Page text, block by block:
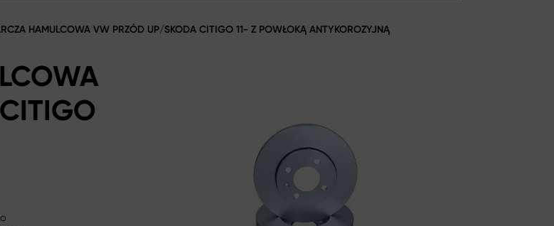
HAMULCOWA VW PRZÓD UP/SKODA CITIGO 11- Z POWŁOKĄ ANTYKOROZYJNĄ